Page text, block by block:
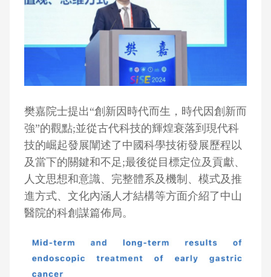
樊嘉院士提出“創新因時代而生，時代因創新而
強”的觀點;並從古代科技的輝煌衰落到現代科
技的崛起發展闡述了中國科學技術發展歷程以
及當下的關鍵和不足;最後從目標定位及貢獻、
人文思想和意識、完整體系及機制、模式及推
進方式、文化內涵人才結構等方面介紹了中山
醫院的科創謀篇佈局。